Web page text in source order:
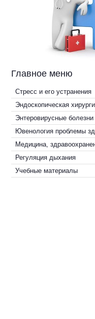
Главное меню
Стресс и его устранения
Эндоскопическая
Энтеровирусные болезни
Ювенология проблемы
Медицина,
Регуляция дыхания
Учебные материалы